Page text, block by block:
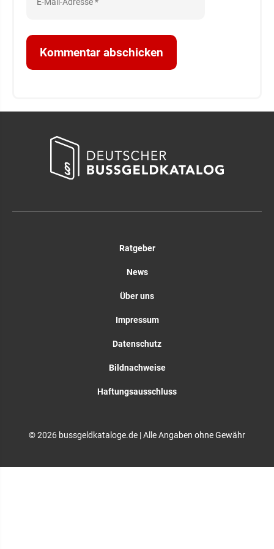
Ratgeber
News
Über uns
Impressum
Datenschutz
Bildnachweise
Haftungsausschluss
© 2026 bussgeldkataloge.de | Alle Angaben ohne Gewähr